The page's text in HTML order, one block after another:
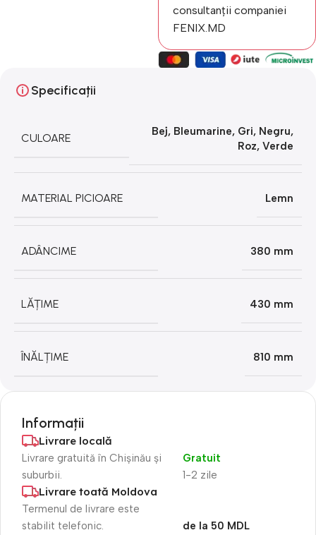
consultanții companiei
FENIX.MD
Specificații
CULOARE
Bej, Bleumarine, Gri, Negru,
Roz, Verde
MATERIAL PICIOARE Lemn
ADÂNCIME 380 mm
LĂȚIME 430 mm
ÎNĂLȚIME 810 mm
Informații
Livrare locală
Livrare gratuită în Chișinău și
suburbii.
1-2 zile
Gratuit
Livrare toată Moldova
Termenul de livrare este
stabilit telefonic.
de la 50 MDL